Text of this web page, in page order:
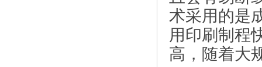
术采用的是
用印刷制程
高，随着大